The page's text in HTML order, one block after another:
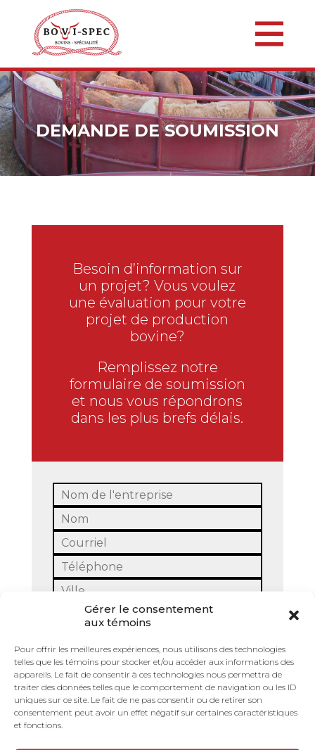
Gérer le consentement
aux témoins
Pour offrir les meilleures expériences, nous utilisons des technologies
telles que les témoins pour stocker et/ou accéder aux informations des
appareils. Le fait de consentir à ces technologies nous permettra de
traiter des données telles que le comportement de navigation ou les ID
uniques sur ce site. Le fait de ne pas consentir ou de retirer son
consentement peut avoir un effet négatif sur certaines caractéristiques
et fonctions.
DEMANDE DE SOUMISSION
Besoin d’information sur
un projet? Vous voulez
une évaluation pour votre
projet de production
bovine?
Remplissez notre
formulaire de soumission
et nous vous répondrons
dans les plus brefs délais.